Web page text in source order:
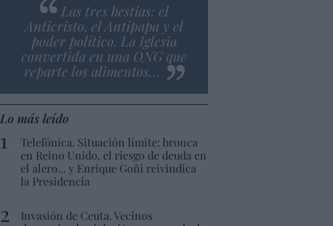
Las tres bestias: el
Anticristo, el Antipapa y el
poder político. La Iglesia
convertida en una ONG que
reparte los alimentos…
Lo más leído
Telefónica. Situación límite: bronca
en Reino Unido, el riesgo de deuda en
el alero... y Enrique Goñi reivindica
la Presidencia
Invasión de Ceuta. Vecinos